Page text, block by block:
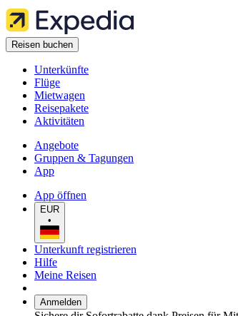
Reisen buchen
Unterkünfte
Flüge
Mietwagen
Reisepakete
Aktivitäten
Angebote
Gruppen & Tagungen
App
App öffnen
EUR
•
Unterkunft registrieren
Hilfe
Meine Reisen
Anmelden